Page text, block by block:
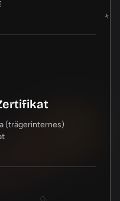
(trägerinternes)